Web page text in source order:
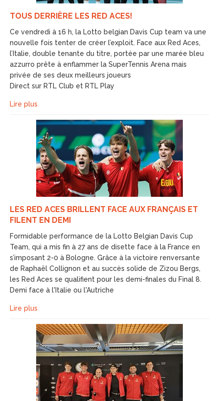
TOUS DERRIÈRE LES RED ACES!
Ce vendredi à 16 h, la Lotto belgian Davis Cup team va une
nouvelle fois tenter de créer l’exploit. Face aux Red Aces,
l’Italie, double tenante du titre, portée par une marée bleu
azzurro prête à enflammer la SuperTennis Arena mais
privée de ses deux meilleurs joueurs
Direct sur RTL Club et RTL Play
Lire plus
LES RED ACES BRILLENT FACE AUX FRANÇAIS ET
FILENT EN DEMI
Formidable performance de la Lotto Belgian Davis Cup
Team, qui a mis fin à 27 ans de disette face à la France en
s’imposant 2-0 à Bologne. Grâce à la victoire renversante
de Raphaël Collignon et au succès solide de Zizou Bergs,
les Red Aces se qualifient pour les demi-finales du Final 8.
Demi face à l'Italie ou l'Autriche
Lire plus